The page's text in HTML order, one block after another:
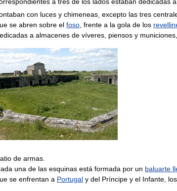
con luces y chimeneas excepto las tres
se abren sobre el foso, frente a la gola de los
a almacenes de víveres, piensos y municiones,
de armas
una de las esquinas está formada por un baluarte
se enfrentan a Portugal y del Príncipe y el Infante los